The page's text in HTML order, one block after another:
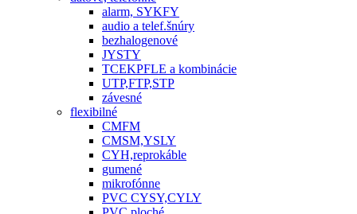
alarm, SYKFY
audio a telef.šnúry
bezhalogenové
JYSTY
TCEKPFLE a kombinácie
UTP,FTP,STP
závesné
flexibilné
CMFM
CMSM,YSLY
CYH,reprokáble
gumené
mikrofónne
PVC CYSY,CYLY